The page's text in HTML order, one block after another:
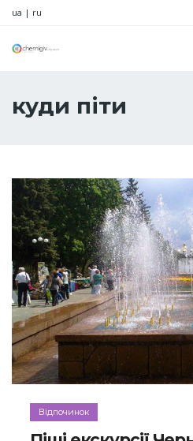
ua | ru
куди піти
Відпочинок